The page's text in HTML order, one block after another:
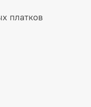
платков